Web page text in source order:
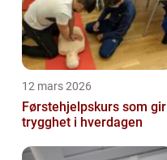
12 mars 2026
Førstehjelpskurs som gir
trygghet i hverdagen